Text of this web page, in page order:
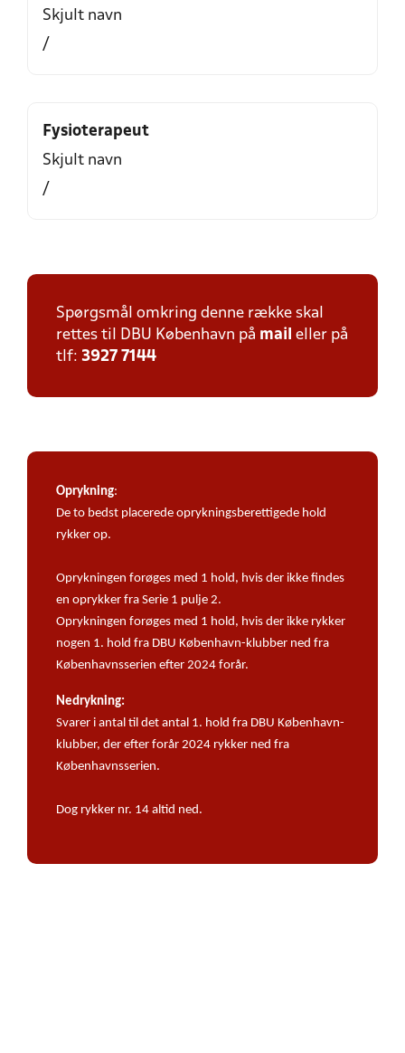
Skjult navn
/
Fysioterapeut
Skjult navn
/
Spørgsmål omkring denne række skal
rettes til DBU København på mail eller på
tlf: 3927 7144
Oprykning:
De to bedst placerede oprykningsberettigede hold
rykker op.
Oprykningen forøges med 1 hold, hvis der ikke findes
en oprykker fra Serie 1 pulje 2.
Oprykningen forøges med 1 hold, hvis der ikke rykker
nogen 1. hold fra DBU København-klubber ned fra
Københavnsserien efter 2024 forår.
Nedrykning:
Svarer i antal til det antal 1. hold fra DBU København-
klubber, der efter forår 2024 rykker ned fra
Københavnsserien.
Dog rykker nr. 14 altid ned.